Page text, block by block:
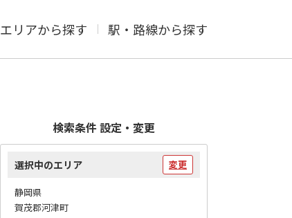
エリアから探す 駅・路線から探す
検索条件 設定・変更
選択中のエリア 変更
静岡県
賀茂郡河津町